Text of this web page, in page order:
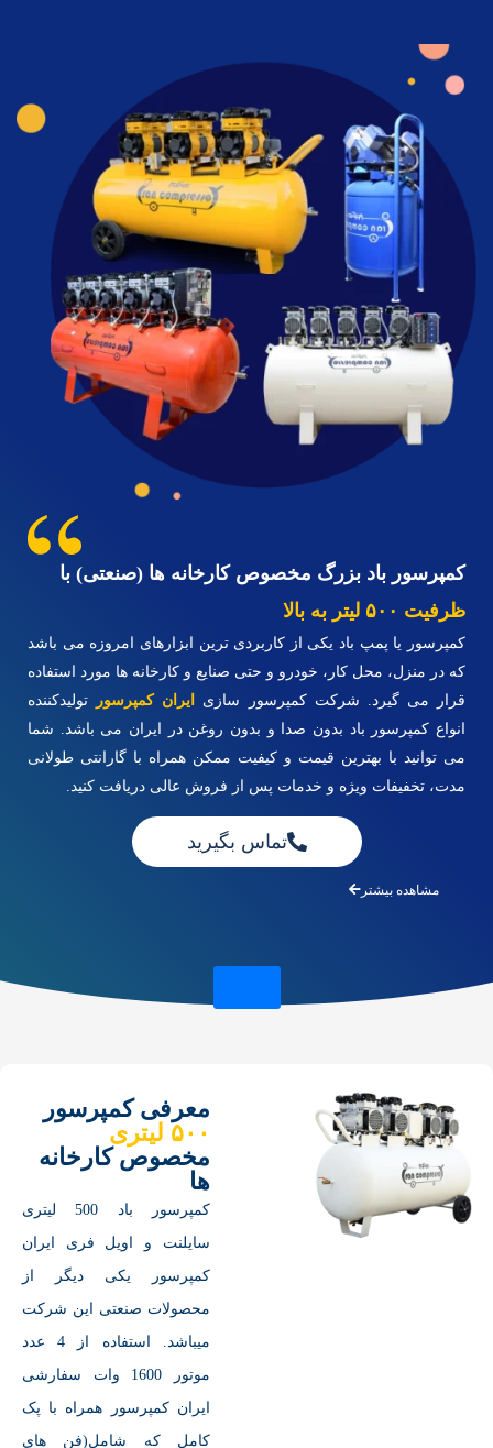
کمپرسور باد بزرگ مخصوص کارخانه ها (صنعتی) با
ظرفیت ۵۰۰ لیتر به بالا
کمپرسور یا پمپ باد یکی از کاربردی ترین ابزارهای امروزه می باشد
که در منزل، محل کار، خودرو و حتی صنایع و کارخانه ها مورد استفاده
قرار می گیرد. شرکت کمپرسور سازی
ایران کمپرسور
تولیدکننده
انواع کمپرسور باد بدون صدا و بدون روغن در ایران می باشد. شما
می توانید با بهترین قیمت و کیفیت ممکن همراه با گارانتی طولانی
مدت، تخفیفات ویژه و خدمات پس از فروش عالی دریافت کنید.
تماس بگیرید
مشاهده بیشتر
معرفی کمپرسور
۵۰۰ لیتری
مخصوص کارخانه
ها
کمپرسور باد 500 لیتری
سایلنت و اویل فری ایران
کمپرسور یکی دیگر از
محصولات صنعتی این شرکت
میباشد. استفاده از 4 عدد
موتور 1600 وات سفارشی
ایران کمپرسور همراه با پک
کامل که شامل(فن های